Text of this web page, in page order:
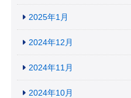
2025年1月
2024年12月
2024年11月
2024年10月